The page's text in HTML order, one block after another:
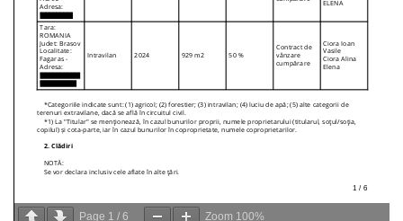
Page 1 / 6 Zoom 100%